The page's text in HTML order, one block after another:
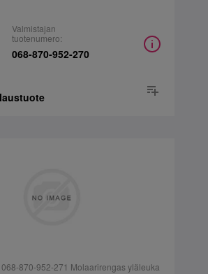
Valmistajan
tuotenumero:
068-870-952-270
870-952-271 Molaarirengas yläleuka